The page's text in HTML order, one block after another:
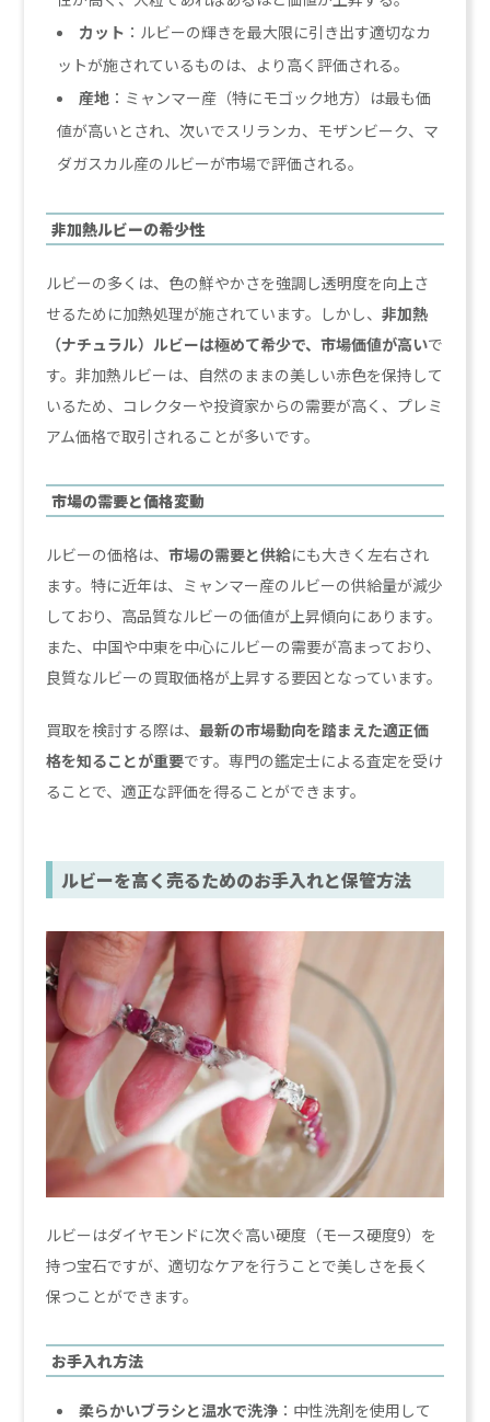
カット ：ルビーの輝きを最大限に引き出す適切なカ
ットが施されているものは、より高く評価される。
産地 ：ミャンマー産（特にモゴック地方）は最も価
値が高いとされ、次いでスリランカ、モザンビーク、マ
ダガスカル産のルビーが市場で評価される。
非加熱ルビーの希少性
ルビーの多くは、色の鮮やかさを強調し透明度を向上さ
せるために加熱処理が施されています。しかし、非加熱
（ナチュラル）ルビーは極めて希少で、市場価値が高いで
す。非加熱ルビーは、自然のままの美しい赤色を保持して
いるため、コレクターや投資家からの需要が高く、プレミ
アム価格で取引されることが多いです。
市場の需要と価格変動
ルビーの価格は、市場の需要と供給にも大きく左右され
ます。特に近年は、ミャンマー産のルビーの供給量が減少
しており、高品質なルビーの価値が上昇傾向にあります。
また、中国や中東を中心にルビーの需要が高まっており、
良質なルビーの買取価格が上昇する要因となっています。
買取を検討する際は、最新の市場動向を踏まえた適正価
格を知ることが重要です。専門の鑑定士による査定を受け
ることで、適正な評価を得ることができます。
ルビーを高く売るためのお手入れと保管方法
ルビーはダイヤモンドに次ぐ高い硬度（モース硬度9）を
持つ宝石ですが、適切なケアを行うことで美しさを長く
保つことができます。
お手入れ方法
柔らかいブラシと温水で洗浄 ：中性洗剤を使用して